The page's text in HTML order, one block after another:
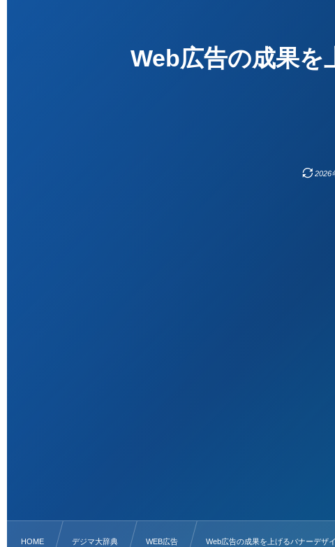
Web広告の成果を
2026
HOME デジマ大辞典 WEB広告 Web広告の成果を上げるバナーデザ